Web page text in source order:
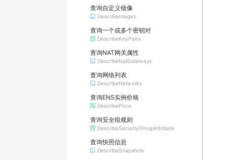
查询自定义镜像
DescribeImages
查询一个或多个密钥对
DescribeKeyPairs
查询NAT网关属性
DescribeNatGateways
查询网络列表
DescribeNetworks
查询ENS实例价格
DescribePrice
查询安全组规则
DescribeSecurityGroupAttribute
查询快照信息
DescribeSnapshots